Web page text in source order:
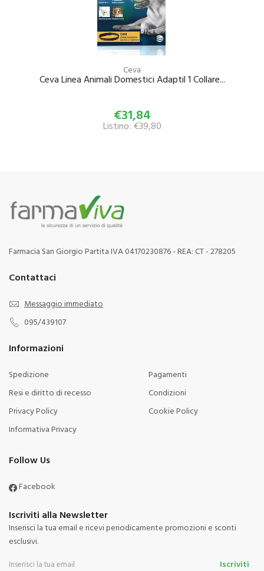
Ceva
Ceva Linea Animali Domestici Adaptil 1 Collare...
€31,84
Listino: €39,80
Farmacia San Giorgio Partita IVA 04170230876 - REA: CT - 278205
Contattaci
Messaggio immediato
095/439107
Informazioni
Spedizione
Pagamenti
Resi e diritto di recesso
Condizioni
Privacy Policy
Cookie Policy
Informativa Privacy
Follow Us
Facebook
Iscriviti alla Newsletter
Inserisci la tua email e ricevi periodicamente promozioni e sconti
esclusivi.
Iscriviti